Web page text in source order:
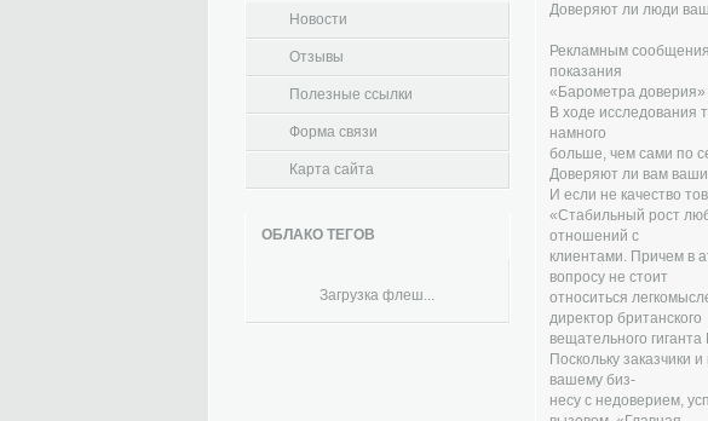
Новости
Отзывы
Полезные ссылки
Форма связи
Карта сайта
ОБЛАКО ТЕГОВ
Загрузка флеш...
Доверяют ли люди
Рекламным
показания
«Барометра
В ходе исследования
намного
больше, чем сами по
Доверяют ли вам
И если не качество
«Стабильный рост
отношений с
клиентами. Причем в
вопросу не стоит
относиться
директор британского
вещательного гиганта
Поскольку заказчики
вашему биз-
несу с недоверием,